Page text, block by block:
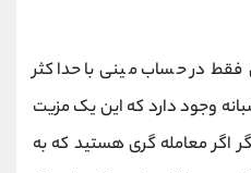
فقط در حساب مینی با حداکثر
شبانه وجود دارد که این یک مزیت
اگر معامله گری هستید که به